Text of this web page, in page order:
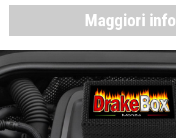
Maggiori info